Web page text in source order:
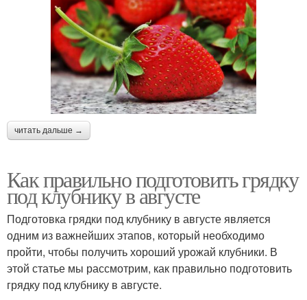
читать дальше →
Как правильно подготовить грядку
под клубнику в августе
Подготовка грядки под клубнику в августе является
одним из важнейших этапов, который необходимо
пройти, чтобы получить хороший урожай клубники. В
этой статье мы рассмотрим, как правильно подготовить
грядку под клубнику в августе.